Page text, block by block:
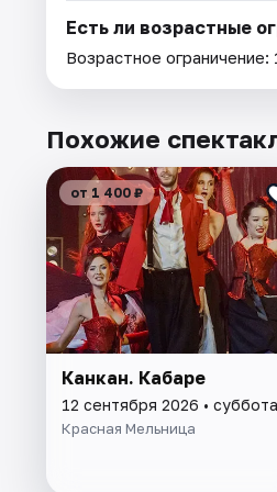
Есть ли возрастные
Возрастное ограничение:
Похожие
от 1 400 ₽
Канкан. Кабаре
12 сентября 2026 • суббота
Красная Мельница